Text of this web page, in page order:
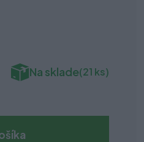
Na sklade(21 ks)